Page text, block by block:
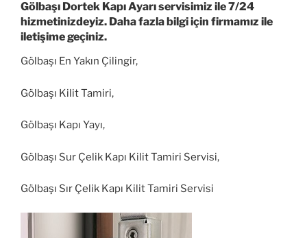
Gölbaşı Dortek Kapı Ayarı servisimiz ile 7/24
hizmetinizdeyiz. Daha fazla bilgi için firmamız ile
iletişime geçiniz.
Gölbaşı En Yakın Çilingir,
Gölbaşı Kilit Tamiri,
Gölbaşı Kapı Yayı,
Gölbaşı Sur Çelik Kapı Kilit Tamiri Servisi,
Gölbaşı Sır Çelik Kapı Kilit Tamiri Servisi